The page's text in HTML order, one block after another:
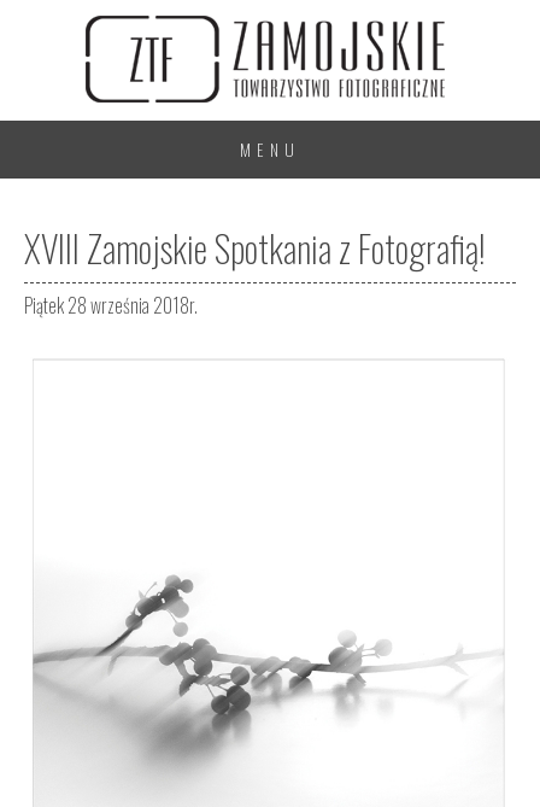
MENU
XVIII Zamojskie Spotkania z Fotografią!
Piątek 28 września 2018r.